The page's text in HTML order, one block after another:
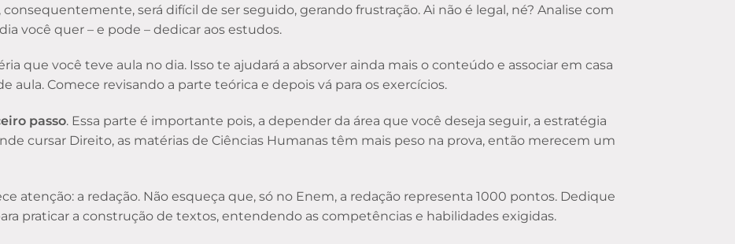
será difícil de ser seguido, gerando frustração. Ai não é legal, né? Analise com
você quer – e pode – dedicar aos estudos.
que você teve aula no dia. Isso te ajudará a absorver ainda mais o conteúdo e associar em casa
aula. Comece revisando a parte teórica e depois vá para os exercícios.
passo. Essa parte é importante pois, a depender da área que você deseja seguir, a estratégia
cursar Direito, as matérias de Ciências Humanas têm mais peso na prova, então merecem um
atenção: a redação. Não esqueça que, só no Enem, a redação representa 1000 pontos. Dedique
praticar a construção de textos, entendendo as competências e habilidades exigidas.